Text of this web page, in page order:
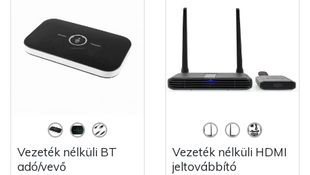
Vezeték nélküli BT
adó/vevő
Vezeték nélküli HDMI
jeltovábbító